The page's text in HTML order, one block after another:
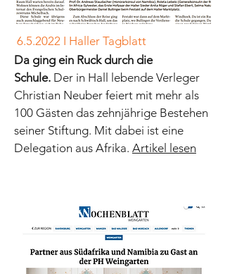
6.5.2022 I Haller Tagblatt
Da ging ein Ruck durch die
Schule. Der in Hall lebende Verleger
Christian Neuber feiert mit mehr als
100 Gästen das zehnjährige Bestehen
seiner Stiftung. Mit dabei ist eine
Delegation aus Afrika. Artikel lesen